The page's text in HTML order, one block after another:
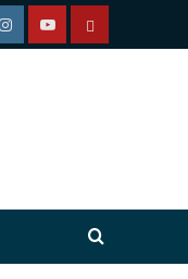
InstagramYoutubeTÉRMINOS